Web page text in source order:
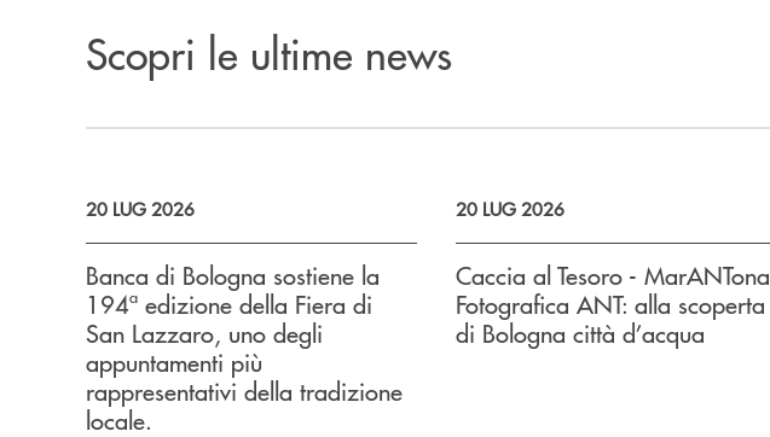
Scopri le ultime news
20 LUG 2026
Banca di Bologna sostiene la
194ª edizione della Fiera di
San Lazzaro, uno degli
appuntamenti più
rappresentativi della tradizione
locale.
20 LUG 2026
Caccia al Tesoro - MarANTona
Fotografica ANT: alla scoperta
di Bologna città d’acqua